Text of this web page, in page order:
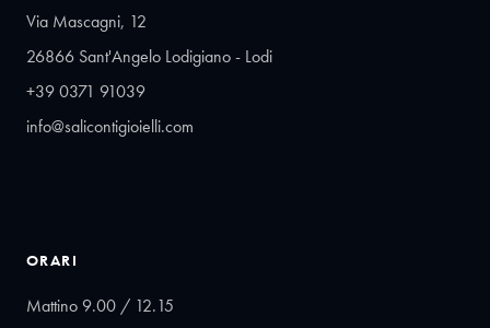
Via Mascagni, 12
26866 Sant'Angelo Lodigiano - Lodi
+39 0371 91039
info@salicontigioielli.com
ORARI
Mattino 9.00 / 12.15